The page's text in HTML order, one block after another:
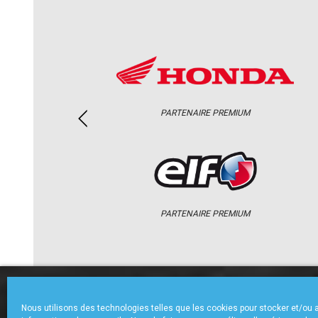
Nous utilisons des technologies telles que les cookies pour stocker et/ou
PARTENAIRE PREMIUM
PARTENAIRE PREMIUM
ACCUEIL CHAMPIONNAT